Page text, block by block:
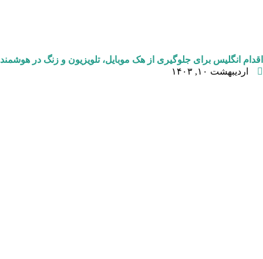
اقدام انگلیس برای جلوگیری از هک موبایل، تلویزیون و زنگ در هوشمند
اردیبهشت ۱۰, ۱۴۰۳